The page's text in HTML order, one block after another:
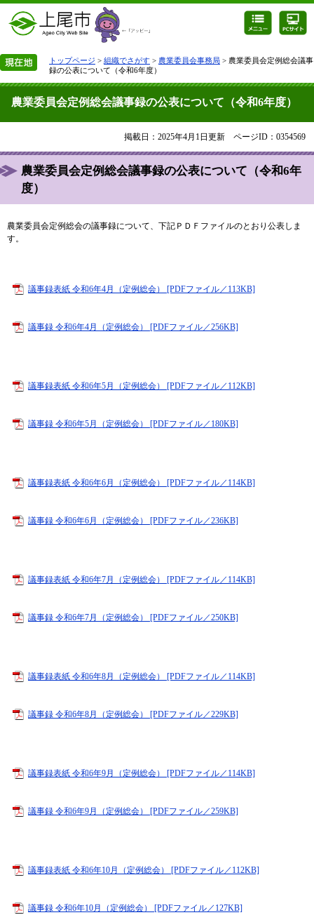
トップページ > 組織でさがす > 農業委員会事務局 > 農業委員会定例総会議事
録の公表について（令和6年度）
農業委員会定例総会議事録の公表について（令和6年度）
掲載日：2025年4月1日更新 ページID：0354569
農業委員会定例総会議事録の公表について（令和6年
度）
農業委員会定例総会の議事録について、下記ＰＤＦファイルのとおり公表しま
す。
議事録表紙 令和6年4月（定例総会） [PDFファイル／113KB]
議事録 令和6年4月（定例総会） [PDFファイル／256KB]
議事録表紙 令和6年5月（定例総会） [PDFファイル／112KB]
議事録 令和6年5月（定例総会） [PDFファイル／180KB]
議事録表紙 令和6年6月（定例総会） [PDFファイル／114KB]
議事録 令和6年6月（定例総会） [PDFファイル／236KB]
議事録表紙 令和6年7月（定例総会） [PDFファイル／114KB]
議事録 令和6年7月（定例総会） [PDFファイル／250KB]
議事録表紙 令和6年8月（定例総会） [PDFファイル／114KB]
議事録 令和6年8月（定例総会） [PDFファイル／229KB]
議事録表紙 令和6年9月（定例総会） [PDFファイル／114KB]
議事録 令和6年9月（定例総会） [PDFファイル／259KB]
議事録表紙 令和6年10月（定例総会） [PDFファイル／112KB]
議事録 令和6年10月（定例総会） [PDFファイル／127KB]